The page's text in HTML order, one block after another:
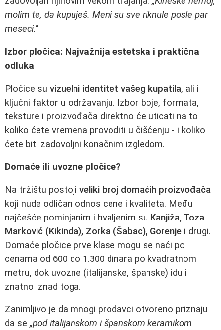
molim te, da kupuješ. Meni su sve riknule posle par
meseci.“
Izbor pločica: Najvažnija estetska i praktična
odluka
Pločice su vizuelni identitet vašeg kupatila, ali i
ključni faktor u održavanju. Izbor boje, formata,
teksture i proizvođača direktno će uticati na to
koliko ćete vremena provoditi u čišćenju - i koliko
ćete biti zadovoljni konačnim izgledom.
Domaće ili uvozne pločice?
Na tržištu postoji veliki broj domaćih proizvođača
koji nude odličan odnos cene i kvaliteta. Među
najčešće pominjanim i hvaljenim su Kanjiža, Toza
Marković (Kikinda), Zorka (Šabac), Gorenje i drugi.
Domaće pločice prve klase mogu se naći po
cenama od 600 do 1.300 dinara po kvadratnom
metru, dok uvozne (italijanske, španske) idu i
znatno iznad toga.
Zanimljivo je da mnogi prodavci otvoreno priznaju
da se „pod italijanskom i španskom keramikom